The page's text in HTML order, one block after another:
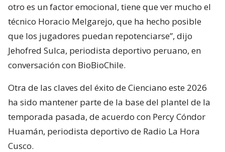
otro es un factor emocional, tiene que ver mucho el
técnico Horacio Melgarejo, que ha hecho posible
que los jugadores puedan repotenciarse”, dijo
Jehofred Sulca, periodista deportivo peruano, en
conversación con BioBioChile.
Otra de las claves del éxito de Cienciano este 2026
ha sido mantener parte de la base del plantel de la
temporada pasada, de acuerdo con Percy Cóndor
Huamán, periodista deportivo de Radio La Hora
Cusco.